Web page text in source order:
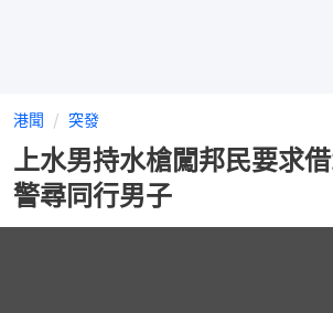
港聞 突發
上水男持水槍闖邦民要求
警尋同行男子